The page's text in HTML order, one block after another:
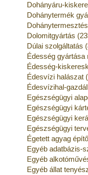
Dohányáru-
Dohánytermék
Dolomitgyártás
Dúlai szolgáltatás
Édesség gyártása
Édesség-
Édesvízi halászat
Édesvízihal-
Egészségügyi
Egészségügyi
Egészségügyi
Egészségügyi
Égetett agyag
Egyéb adatbázis-
Egyéb
Egyéb állat